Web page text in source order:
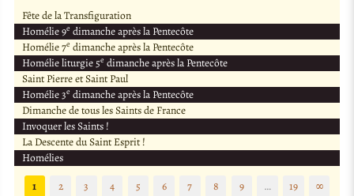
Fête de la Transfiguration
Homélie 9e dimanche après la Pentecôte
Homélie 7e dimanche après la Pentecôte
Homélie liturgie 5e dimanche après la Pentecôte
Saint Pierre et Saint Paul
Homélie 3e dimanche après la Pentecôte
Dimanche de tous les Saints de France
Invoquer les Saints !
La Descente du Saint Esprit !
Homélies
1
2 3 4 5 6 7 8 9 … 19 ∞